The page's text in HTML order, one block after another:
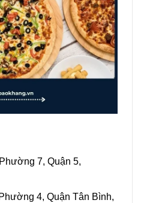
7, Quận 5,
4, Quận Tân Bình,